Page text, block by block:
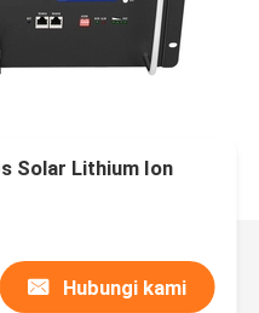
Solar Lithium Ion
Hubungi kami